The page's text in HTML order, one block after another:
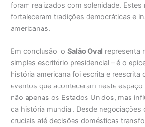
foram realizados com solenidade. Estes
fortaleceram tradições democráticas e
americanas.
Em conclusão, oSalão Oval representa
simples escritório presidencial – é o
história americana foi escrita e reescrita
eventos que aconteceram neste
não apenas os Estados Unidos, mas
da história mundial. Desde negociações
cruciais até decisões domésticas